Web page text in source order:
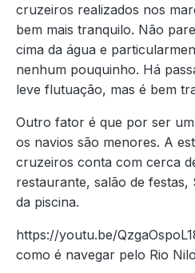
cruzeiros realizados nos
bem mais tranquilo. Não
cima da água e
nenhum pouquinho. Há
leve flutuação, mas é bem
Outro fator é que por ser
os navios são menores. A
cruzeiros conta com cerca
restaurante, salão de
da piscina.
https://youtu.be/
como é navegar pelo Rio Nilo